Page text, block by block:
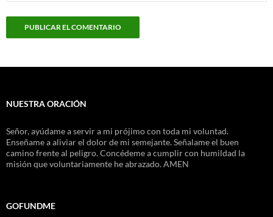
NUESTRA ORACIÓN
Señor, ayúdame a servir a mi prójimo con toda mi voluntad.
Enseñame a aliviar el dolor de mi semejante. Señalame el buen
camino frente al peligro. Concédeme a cumplir con humildad la
misión que voluntariamente he abrazado. AMEN
GOFUNDME